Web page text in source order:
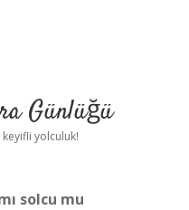
Günlüğü
yolculuk!
solcu mu